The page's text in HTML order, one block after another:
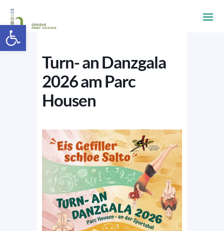
Turn- an Danzgala
2026 am Parc
Housen
Ouvrir la barre d’outils